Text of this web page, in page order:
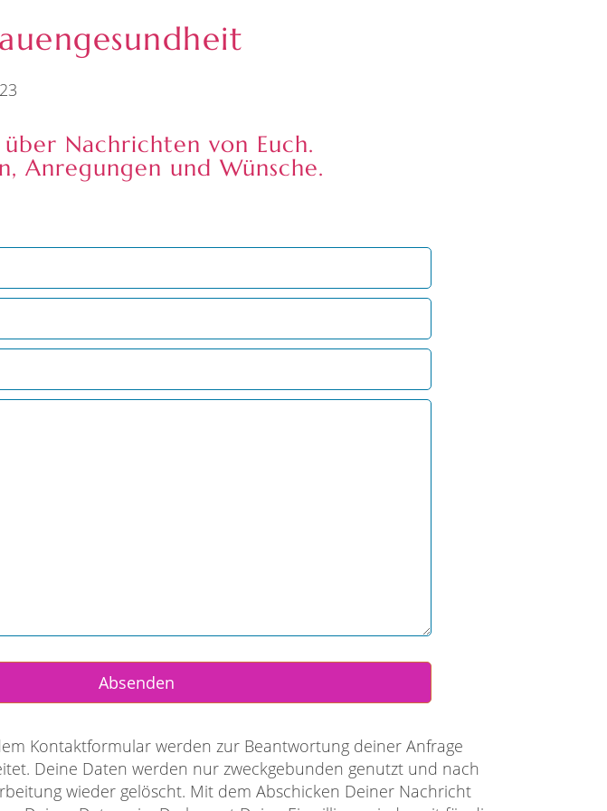
Nachrichten von Euch.
Anregungen und Wünsche.
Kontaktformular werden zur Beantwortung deiner Anfrage erhoben und
Mit dem Abschicken Deiner Nachricht willigst der Verarbeitung
Deine Einwilligung jederzeit für die Zukunft per eMail widerrufen.
zum Umgang mit Nutzerdaten und die eMail-Adresse findest Du in